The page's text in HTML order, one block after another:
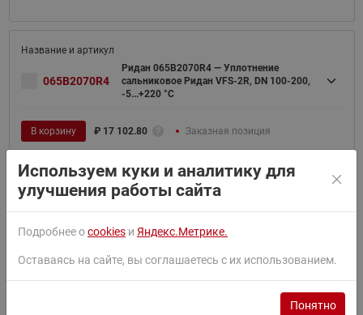
065B2070R4
Ридан 065B2070R4 — Уплотнение
сальниковое Ридан VFS-2R, DN 100-200,
-5...+220 °С
В корзину ₽ 17 102.80 Заказная позиция
065B2070R5
Ридан 065B2070R5 — Уплотнение
сальниковое Ридан VF-2R, DN 15-80,
-25...+130 °С
Используем куки и аналитику для
улучшения работы сайта
Подробнее оcookies и Яндекс.Метрике.
Оставаясь на сайте, вы соглашаетесь с их использованием.
Понятно